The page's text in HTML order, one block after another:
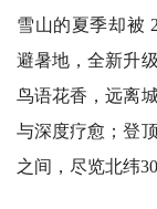
雪山的夏季却被
避暑地，全新升
鸟语花香，远离
与深度疗愈；登
之间，尽览北纬